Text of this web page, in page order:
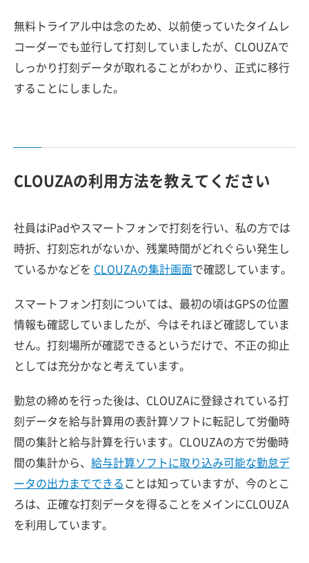
無料トライアル中は念のため、以前使っていたタイムレ
コーダーでも並行して打刻していましたが、CLOUZAで
しっかり打刻データが取れることがわかり、正式に移行
することにしました。
CLOUZAの利用方法を教えてください
社員はiPadやスマートフォンで打刻を行い、私の方では
時折、打刻忘れがないか、残業時間がどれぐらい発生し
ているかなどを CLOUZAの集計画面で確認しています。
スマートフォン打刻については、最初の頃はGPSの位置
情報も確認していましたが、今はそれほど確認していま
せん。打刻場所が確認できるというだけで、不正の抑止
としては充分かなと考えています。
勤怠の締めを行った後は、CLOUZAに登録されている打
刻データを給与計算用の表計算ソフトに転記して労働時
間の集計と給与計算を行います。CLOUZAの方で労働時
間の集計から、 給与計算ソフトに取り込み可能な勤怠デ
ータの出力までできることは知っていますが、今のとこ
ろは、正確な打刻データを得ることをメインにCLOUZA
を利用しています。